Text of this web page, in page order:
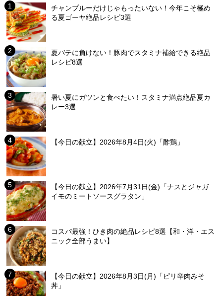
チャンプルーだけじゃもったいない！今年こそ極め
る夏ゴーヤ絶品レシピ3選
夏バテに負けない！豚肉でスタミナ補給できる絶品
レシピ8選
暑い夏にガツンと食べたい！スタミナ満点絶品夏カ
レー3選
【今日の献立】2026年8月4日(火)「酢鶏」
【今日の献立】2026年7月31日(金)「ナスとジャガ
イモのミートソースグラタン」
コスパ最強！ひき肉の絶品レシピ8選【和・洋・エス
ニック全部うまい】
【今日の献立】2026年8月3日(月)「ピリ辛肉みそ
丼」